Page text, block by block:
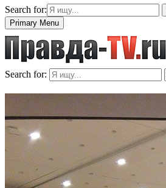
Search for:
Primary Menu
Search for: